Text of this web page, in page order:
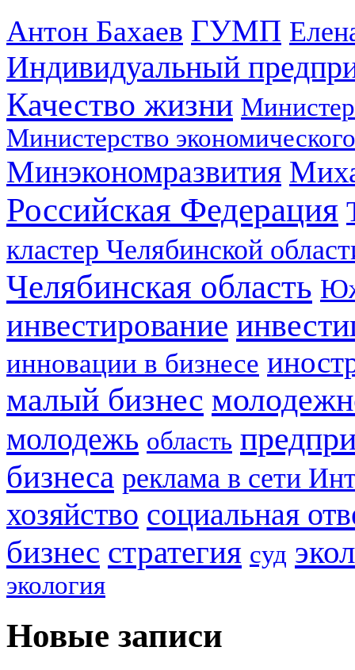
Антон Бахаев ГУМП
Индивидуальный
Качество жизни
Министерство
Минэкономразвития
Российская Федерация
кластер Челябинской
Челябинская область
инвестирование
инновации в бизнесе
малый бизнес
молодежь область
бизнеса реклама в сети
хозяйство социальная
бизнес стратегия суд
экология
Новые записи